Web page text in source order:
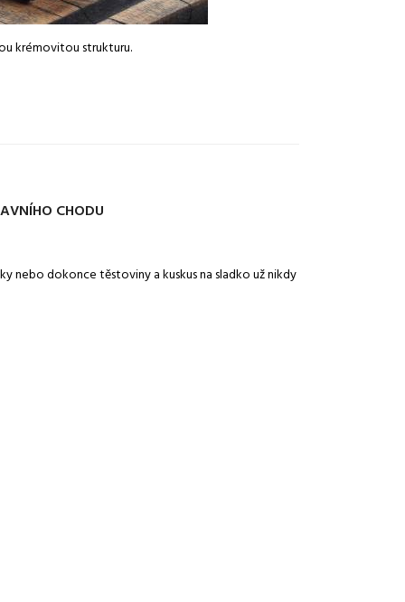
krémovitou strukturu.
CHODU
nebo dokonce těstoviny a kuskus na sladko už nikdy